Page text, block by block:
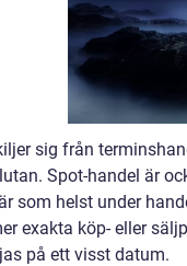
sig från
Spot-handel är
som helst under
exakta köp- eller
på ett visst datum.